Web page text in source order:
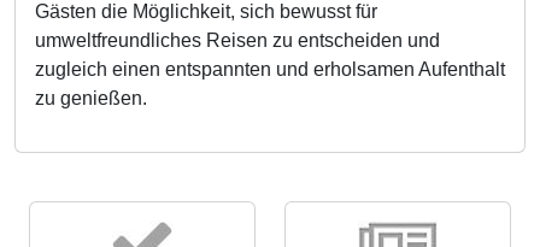
Gästen die Möglichkeit, sich bewusst für
umweltfreundliches Reisen zu entscheiden und
zugleich einen entspannten und erholsamen Aufenthalt
zu genießen.